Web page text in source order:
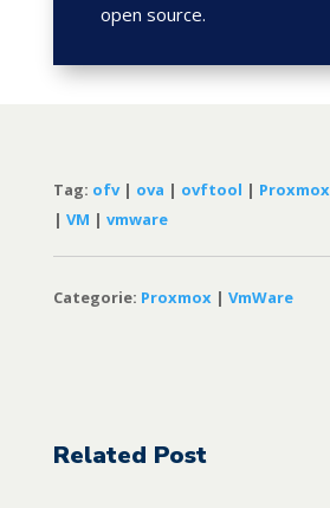
open source.
Tag: ofv| ova | ovftool | Proxmox
| VM | vmware
Categorie: Proxmox | VmWare
Related Post